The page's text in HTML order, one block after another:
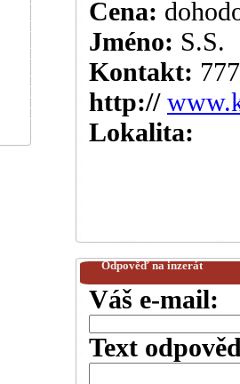
Cena:
Jméno: S.S.
Kontakt:
http://
Lokalita:
Odpověď na inzerát
Váš e-mail:
Text